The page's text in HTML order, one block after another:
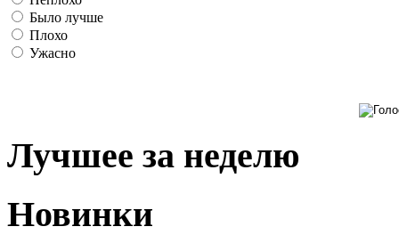
Было лучше
Плохо
Ужасно
Лучшее за неделю
Новинки